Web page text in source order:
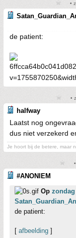
•
de patient:
•
halfway
Laatst nog
dus niet verzekerd
Je hoort bij de betere, maar
#ANONIEM
Op zondag
de patient:
[ afbeelding ]